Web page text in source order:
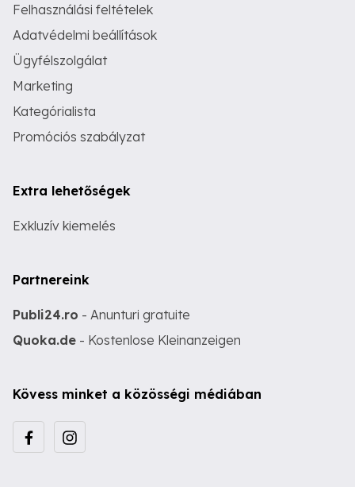
Felhasználási feltételek
Adatvédelmi beállítások
Ügyfélszolgálat
Marketing
Kategórialista
Promóciós szabályzat
Extra lehetőségek
Exkluzív kiemelés
Partnereink
Publi24.ro - Anunturi gratuite
Quoka.de - Kostenlose Kleinanzeigen
Kövess minket a közösségi médiában